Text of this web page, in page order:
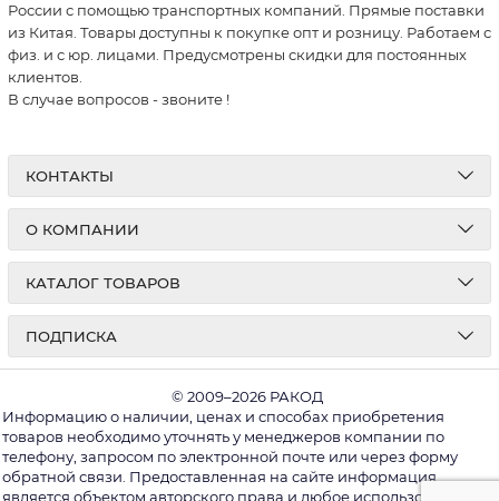
России с помощью транспортных компаний. Прямые поставки
из Китая. Товары доступны к покупке опт и розницу. Работаем с
физ. и с юр. лицами. Предусмотрены скидки для постоянных
клиентов.
В случае вопросов - звоните !
КОНТАКТЫ
О КОМПАНИИ
КАТАЛОГ ТОВАРОВ
ПОДПИСКА
© 2009–2026 РАКОД
Информацию о наличии, ценах и способах приобретения
товаров необходимо уточнять у менеджеров компании по
телефону, запросом по электронной почте или через форму
обратной связи. Предоставленная на сайте информация
является объектом авторского права и любое использование